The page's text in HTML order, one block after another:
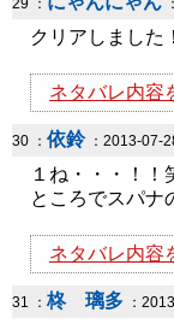
29 ：
クリアしました！
ネタバレ内容
30 ： 依鈴：2013-07-
１ね・・・！！
ところでスパナ
ネタバレ内容
31 ： 柊 璃多 ：